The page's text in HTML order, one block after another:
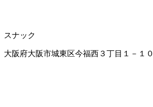
スナック
大阪府大阪市城東区今福西３丁目１－１０